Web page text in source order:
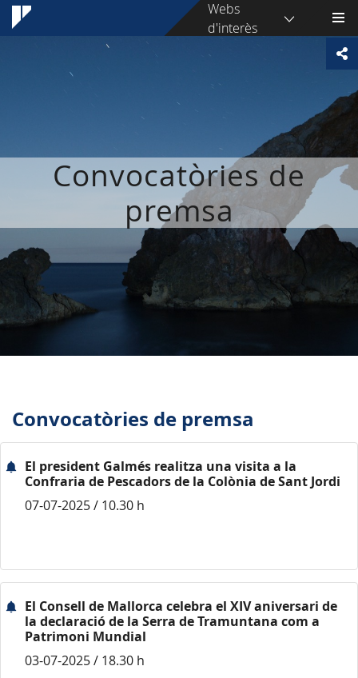
Webs
d'interès
Convocatòries de
premsa
Convocatòries de premsa
El president Galmés realitza una visita a la
Confraria de Pescadors de la Colònia de Sant Jordi
07-07-2025 / 10.30 h
El Consell de Mallorca celebra el XIV aniversari de
la declaració de la Serra de Tramuntana com a
Patrimoni Mundial
03-07-2025 / 18.30 h